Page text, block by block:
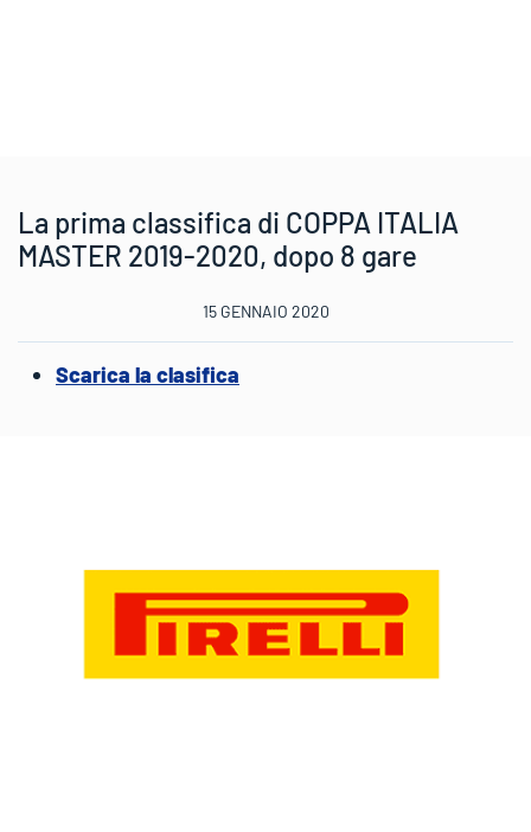
La prima classifica di COPPA ITALIA
MASTER 2019-2020, dopo 8 gare
15 GENNAIO 2020
Scarica la clasifica